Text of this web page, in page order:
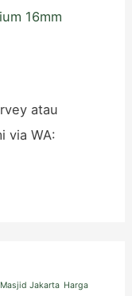
16mm
atau
via WA:
Jakarta Harga